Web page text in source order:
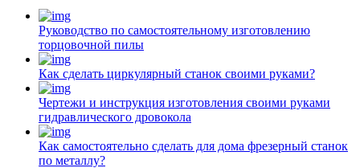
Руководство по самостоятельному изготовлению
торцовочной пилы
Как сделать циркулярный станок своими руками?
Чертежи и инструкция изготовления своими руками
гидравлического дровокола
Как самостоятельно сделать для дома фрезерный станок
по металлу?